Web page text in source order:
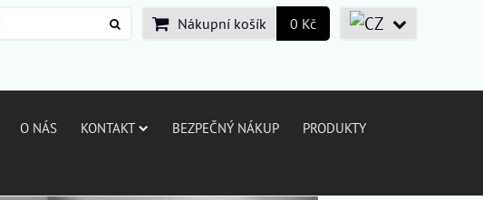
Nákupní košík 0 Kč
O NÁS KONTAKT BEZPEČNÝ NÁKUP PRODUKTY